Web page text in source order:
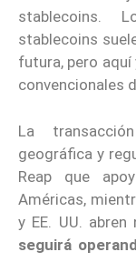
stablecoins.
stablecoins
futura, pero
convencionales
La
geográfica y
Reap que
Américas,
y EE. UU. abren
seguirá